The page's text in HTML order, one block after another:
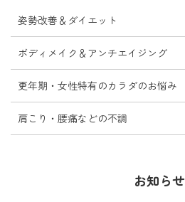
姿勢改善＆ダイエット
ボディメイク＆アンチエイジング
更年期・女性特有のカラダのお悩み
肩こり・腰痛などの不調
お知らせ